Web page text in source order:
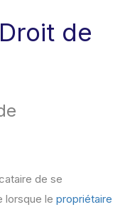
de
de se
lorsque le propriétaire